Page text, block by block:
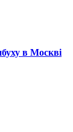
в Москві